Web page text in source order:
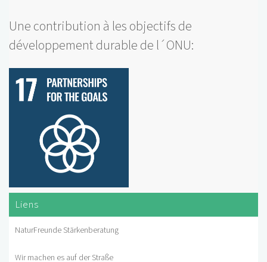
Une contribution à les objectifs de
développement durable de l´ONU:
Liens
NaturFreunde Stärkenberatung
Wir machen es auf der Straße